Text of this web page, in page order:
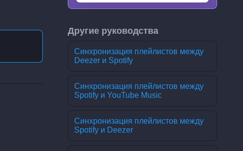
Другие руководства
Синхронизация плейлистов между
Deezer и Spotify
Синхронизация плейлистов между
Spotify и YouTube Music
Синхронизация плейлистов между
Spotify и Deezer